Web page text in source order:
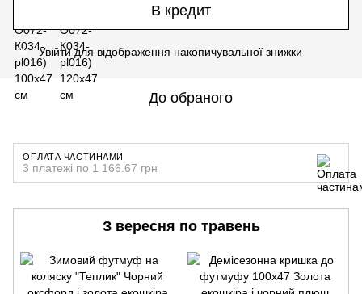
В кредит
% Увійтидля відображення накопичувальної знижки
До обраного
ОПЛАТА ЧАСТИНАМИ
3 платежі по 1 166.67 грн
З вересня по травень